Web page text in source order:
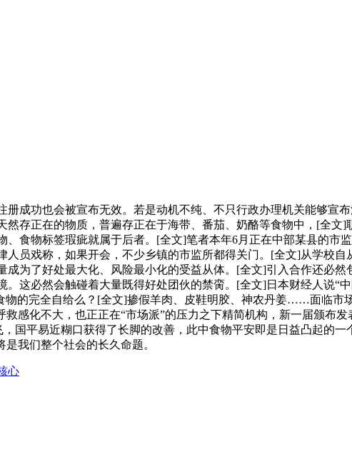
功也会被宣布无效。若是动机不纯、不只行政办理机关能够宣
存正在的物质，普遍存正在于海带、番茄、奶酪等食物中，[全
食物标签瑕疵就属于后者。[全文]笔者本年6月正在中部某县的市
人员戏称，如果开会，不少乡镇的市监所都得关门。[全文]从学校
为了好处最大化、风险最小化的受益从体。[全文]引入合作还必
这必然会触碰着大量既得好处团伙的禁脔。[全文]日本财经人说“
物的完全自给么？[全文]掺假羊肉、皮鞋明胶、神农丹姜……面临市
感化不大，也正正在“市场派”的压力之下精简机构，新一届颁布
国平易近糊口获得了长脚的改善，此中食物平安即是日益凸起的
我们整个社会的长久命题。
心